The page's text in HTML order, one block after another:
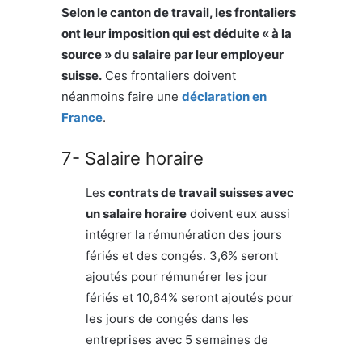
Selon le canton de travail, les frontaliers
ont leur imposition qui est déduite « à la
source » du salaire par leur employeur
suisse. Ces frontaliers doivent
néanmoins faire une déclaration en
France.
7- Salaire horaire
Les contrats de travail suisses avec
un salaire horaire doivent eux aussi
intégrer la rémunération des jours
fériés et des congés. 3,6% seront
ajoutés pour rémunérer les jour
fériés et 10,64% seront ajoutés pour
les jours de congés dans les
entreprises avec 5 semaines de